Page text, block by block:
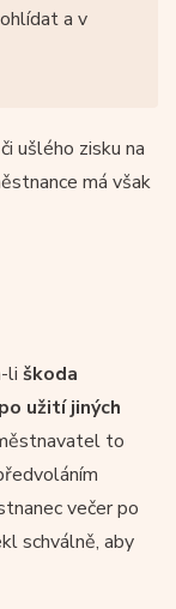
a v
ušlého zisku na
má však
li škoda
užití jiných
to
večer po
schválně, aby